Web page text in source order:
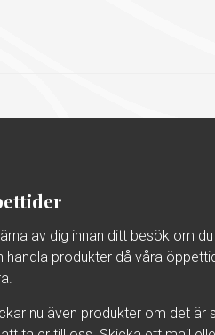
av dig innan ditt besök om du
handla produkter då våra
nu även produkter om det är
att ta er till oss. Skicka ett mail